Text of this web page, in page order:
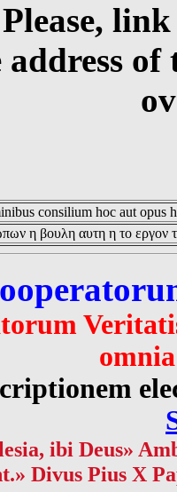
Please,
consilium hoc aut opus
η βουλη αυτη η το εργον
ibi Deus»
Divus Pius X